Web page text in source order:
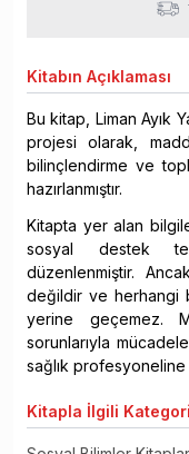
Kitabın Açıklaması
Bu kitap, Liman Ayık
projesi olarak,
bilinçlendirme ve
hazırlanmıştır.
Kitapta yer alan
sosyal destek
düzenlenmiştir.
değildir ve herhangi
yerine geçemez.
sorunlarıyla
sağlık profesyoneline
Kitapla İlgili